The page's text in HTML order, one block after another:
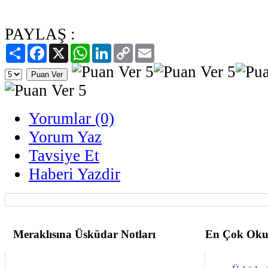
PAYLAŞ :
PaylaşFacebook
X WhatsAppLinkedIn
Copy
Link
Yorumlar (0)
Yorum Yaz
Tavsiye Et
Haberi Yazdir
Meraklısına Üsküdar Notları En Çok